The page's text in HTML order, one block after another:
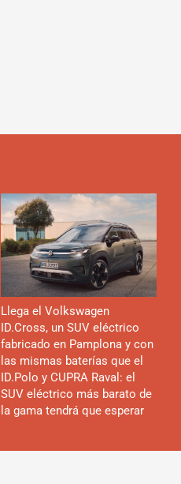
Llega el Volkswagen
ID.Cross, un SUV eléctrico
fabricado en Pamplona y con
las mismas baterías que el
ID.Polo y CUPRA Raval: el
SUV eléctrico más barato de
la gama tendrá que esperar